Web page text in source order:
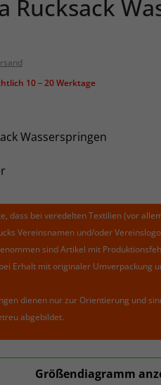
Rucksack
10 – 20 Werktage
Wasserspringen
dass bei veredelten Textilien (vor
Vereinsnamen und/oder
sind Artikel mit
Erhalt mit originaler Umverpackung
dienen nur zur Orientierung und
abgebildet.
Größendiagramm